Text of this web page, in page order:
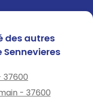
des autres
- 37600